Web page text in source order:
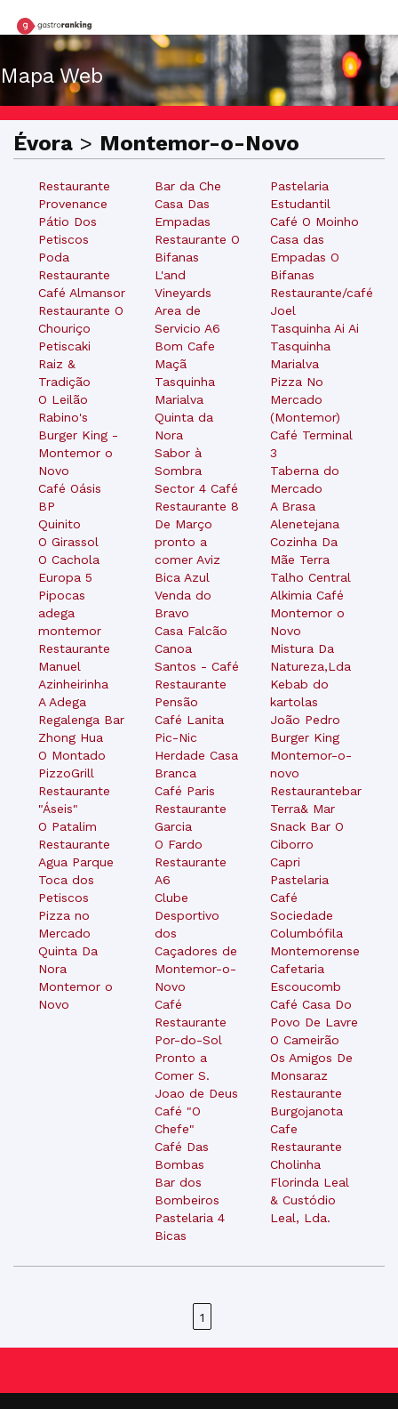
Mapa Web
Évora > Montemor-o-Novo
Restaurante
Provenance
Pátio Dos
Petiscos
Poda
Restaurante
Café Almansor
Restaurante O
Chouriço
Petiscaki
Raiz &
Tradição
O Leilão
Rabino's
Burger King -
Montemor o
Novo
Café Oásis
BP
Quinito
O Girassol
O Cachola
Europa 5
Pipocas
adega
montemor
Restaurante
Manuel
Azinheirinha
A Adega
Regalenga Bar
Zhong Hua
O Montado
PizzoGrill
Restaurante
"Áseis"
O Patalim
Restaurante
Agua Parque
Toca dos
Petiscos
Pizza no
Mercado
Quinta Da
Nora
Montemor o
Novo
Bar da Che
Casa Das
Empadas
Restaurante O
Bifanas
L'and
Vineyards
Area de
Servicio A6
Bom Cafe
Maçã
Tasquinha
Marialva
Quinta da
Nora
Sabor à
Sombra
Sector 4 Café
Restaurante 8
De Março
pronto a
comer Aviz
Bica Azul
Venda do
Bravo
Casa Falcão
Canoa
Santos - Café
Restaurante
Pensão
Café Lanita
Pic-Nic
Herdade Casa
Branca
Café Paris
Restaurante
Garcia
O Fardo
Restaurante
A6
Clube
Desportivo
dos
Caçadores de
Montemor-o-
Novo
Café
Restaurante
Por-do-Sol
Pronto a
Comer S.
Joao de Deus
Café "O
Chefe"
Café Das
Bombas
Bar dos
Bombeiros
Pastelaria 4
Bicas
Pastelaria
Estudantil
Café O Moinho
Casa das
Empadas O
Bifanas
Restaurante/café
Joel
Tasquinha Ai Ai
Tasquinha
Marialva
Pizza No
Mercado
(Montemor)
Café Terminal
3
Taberna do
Mercado
A Brasa
Alenetejana
Cozinha Da
Mãe Terra
Talho Central
Alkimia Café
Montemor o
Novo
Mistura Da
Natureza,Lda
Kebab do
kartolas
João Pedro
Burger King
Montemor-o-
novo
Restaurantebar
Terra& Mar
Snack Bar O
Ciborro
Capri
Pastelaria
Café
Sociedade
Columbófila
Montemorense
Cafetaria
Escoucomb
Café Casa Do
Povo De Lavre
O Cameirão
Os Amigos De
Monsaraz
Restaurante
Burgojanota
Cafe
Restaurante
Cholinha
Florinda Leal
& Custódio
Leal, Lda.
1